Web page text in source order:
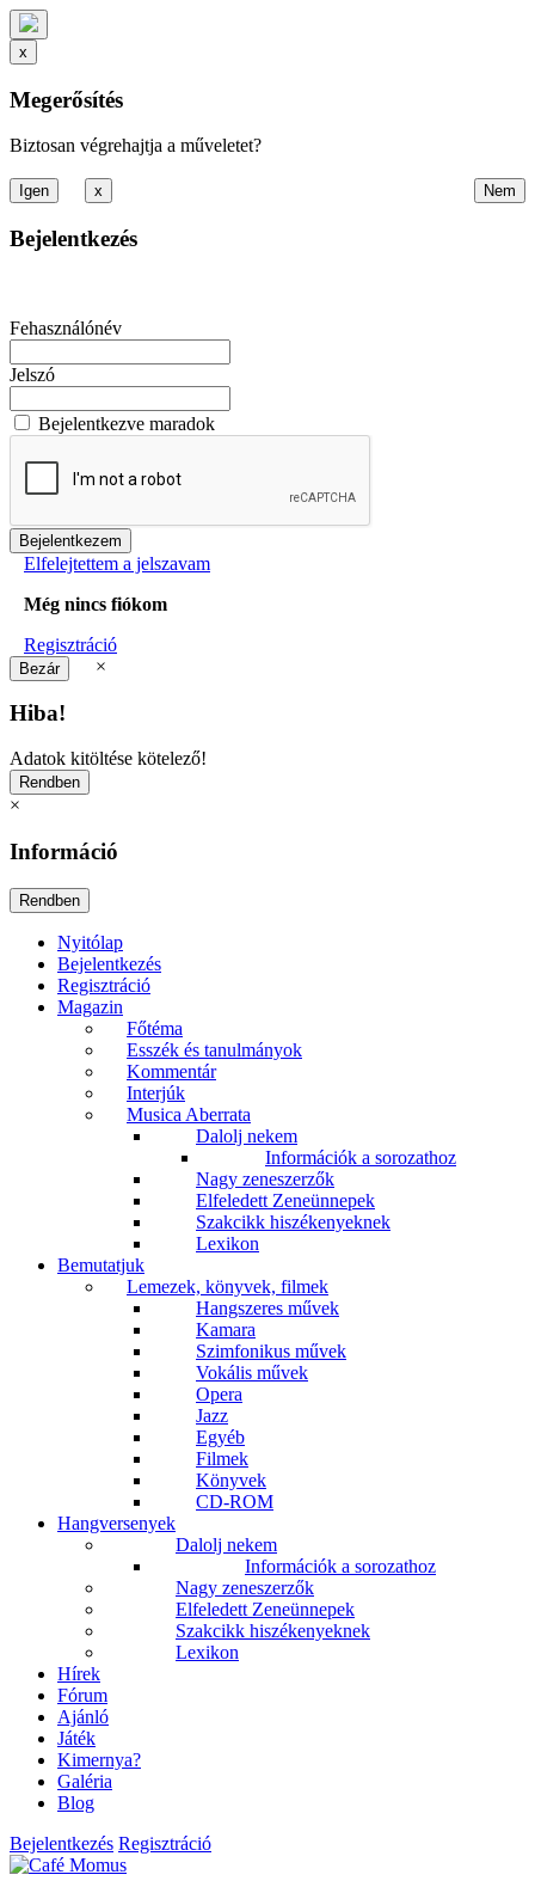
x
Megerősítés
Biztosan végrehajtja a műveletet?
x
Bejelentkezés
Fehasználónév
Jelszó
Bejelentkezve maradok
Elfelejtettem a jelszavam
Még nincs fiókom
Regisztráció
×
Hiba!
Adatok kitöltése kötelező!
×
Információ
Nyitólap
Bejelentkezés
Regisztráció
Magazin
Főtéma
Esszék és tanulmányok
Kommentár
Interjúk
Musica Aberrata
Dalolj nekem
Információk a sorozathoz
Nagy zeneszerzők
Elfeledett Zeneünnepek
Szakcikk hiszékenyeknek
Lexikon
Bemutatjuk
Lemezek, könyvek, filmek
Hangszeres művek
Kamara
Szimfonikus művek
Vokális művek
Opera
Jazz
Egyéb
Filmek
Könyvek
CD-ROM
Hangversenyek
Dalolj nekem
Információk a sorozathoz
Nagy zeneszerzők
Elfeledett Zeneünnepek
Szakcikk hiszékenyeknek
Lexikon
Hírek
Fórum
Ajánló
Játék
Kimernya?
Galéria
Blog
Bejelentkezés Regisztráció